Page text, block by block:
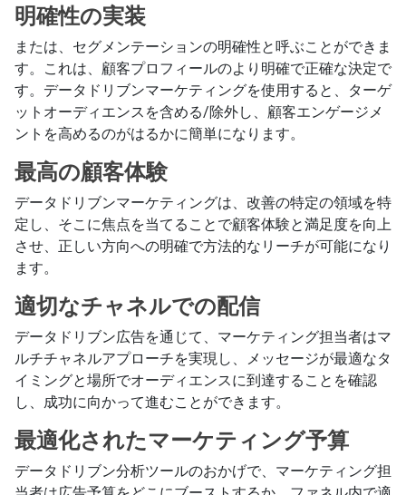
明確性の実装
または、セグメンテーションの明確性と呼ぶことができま
す。これは、顧客プロフィールのより明確で正確な決定で
す。データドリブンマーケティングを使用すると、ターゲ
ットオーディエンスを含める/除外し、顧客エンゲージメ
ントを高めるのがはるかに簡単になります。
最高の顧客体験
データドリブンマーケティングは、改善の特定の領域を特
定し、そこに焦点を当てることで顧客体験と満足度を向上
させ、正しい方向への明確で方法的なリーチが可能になり
ます。
適切なチャネルでの配信
データドリブン広告を通じて、マーケティング担当者はマ
ルチチャネルアプローチを実現し、メッセージが最適なタ
イミングと場所でオーディエンスに到達することを確認
し、成功に向かって進むことができます。
最適化されたマーケティング予算
データドリブン分析ツールのおかげで、マーケティング担